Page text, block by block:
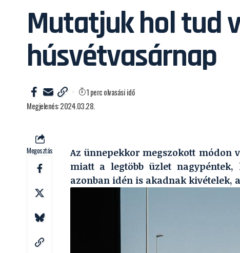
Mutatjuk hol tud
húsvétvasárnap
Megjelenés: 2024.03.28.
1 perc olvasási idő
Megosztás
Az ünnepekkor megszokott módon
miatt a legtöbb üzlet nagypéntek,
azonban idén is akadnak kivételek,